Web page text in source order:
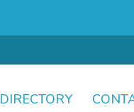
DIRECTORY